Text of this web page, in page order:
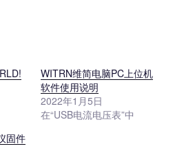
WITRN维简电脑PC上位机
软件使用说明
2022年1月5日
在“USB电流电压表”中
固件